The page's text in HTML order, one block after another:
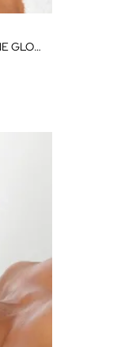
E-ONA PROFESSIONAL FACIAL HYGIENE GLOW UP ! COMPLETE